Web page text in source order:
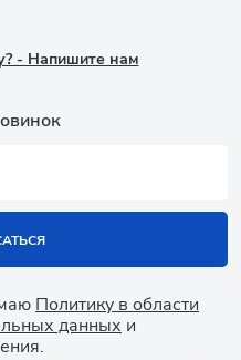
- Напишите нам
Политику в области
данных и